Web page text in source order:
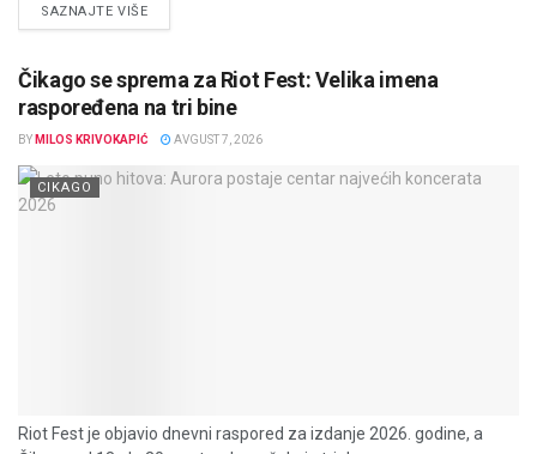
SAZNAJTE VIŠEDETAILS
Čikago se sprema za Riot Fest: Velika imena
raspoređena na tri bine
BY MILOS KRIVOKAPIĆ AVGUST 7, 2026
CIKAGO
Riot Fest je objavio dnevni raspored za izdanje 2026. godine, a